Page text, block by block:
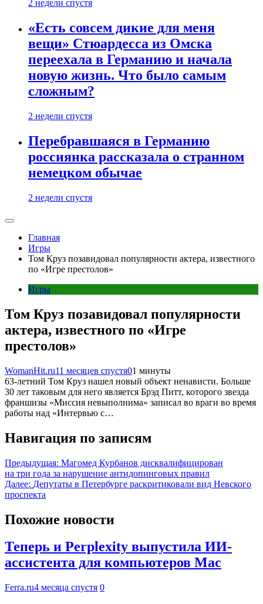
2 недели спустя
«Есть совсем дикие для меня
вещи» Стюардесса из Омска
переехала в Германию и начала
новую жизнь. Что было самым
сложным?
2 недели спустя
Перебравшаяся в Германию
россиянка рассказала о странном
немецком обычае
2 недели спустя
Главная
Игры
Том Круз позавидовал популярности актера, известного
по «Игре престолов»
Игры
Том Круз позавидовал популярности
актера, известного по «Игре
престолов»
WomanHit.ru11 месяцев спустя01 минуты
63-летний Том Круз нашел новый объект ненависти. Больше
30 лет таковым для него является Брэд Питт, которого звезда
франшизы «Миссия невыполнима» записал во враги во время
работы над «Интервью с…
Навигация по записям
Предыдущая: Магомед Курбанов дисквалифицирован
на три года за нарушение антидопинговых правил
Далее: Депутаты в Петербурге раскритиковали вид Невского
проспекта
Похожие новости
Теперь и Perplexity выпустила ИИ-
ассистента для компьютеров Mac
Ferra.ru4 месяца спустя 0